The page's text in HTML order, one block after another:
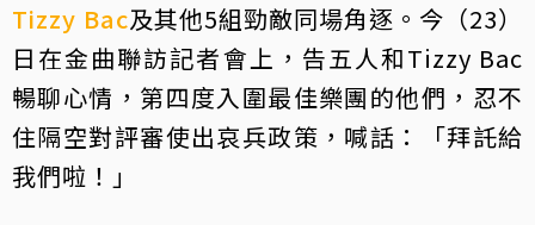
Tizzy Bac及其他5組勁敵同場角逐。今（23）
日在金曲聯訪記者會上，告五人和Tizzy Bac
暢聊心情，第四度入圍最佳樂團的他們，忍不
住隔空對評審使出哀兵政策，喊話：「拜託給
我們啦！」